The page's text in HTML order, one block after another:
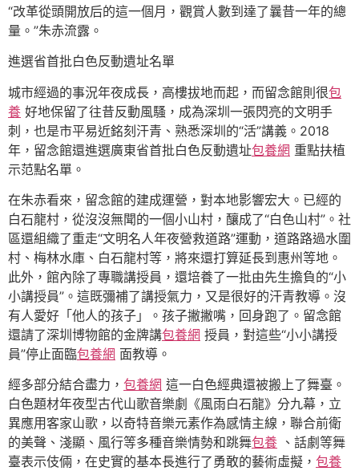
“改革從頭開放后的這一個月，觀賞人數到達了曩昔一年的總
量。”朱赤流露。
進選省首批白色反動遺址名單
城市經過的事況年夜成長，高樓拔地而起，而留念館則很包
養 好地保留了往昔反動風騷，成為深圳一張閃亮的文明手
刺，也是市平易近銘刻汗青、熟悉深圳的“活”講義。2018
年，留念館還進選廣東省首批白色反動遺址包養網 重點扶植
示范點名單。
在朱赤看來，留念館的建成運營，對本地影響宏大。已經的
白石龍村，從沒沒無聞的一個小山村，釀成了“白色山村”。社
區還組織了重走“文明名人年夜營救道路”運動，道路路過水圍
村、梅林水庫、白石龍村等，將來還打算延長到惠州等地。
此外，館內除了專職講授員，還培養了一批由先生擔負的“小
小講授員”。這既彌補了講授氣力，又是很好的汗青教導。沒
有人愛好「他人的孩子」。孩子撇撇嘴，回身跑了。留念館
還請了深圳博物館的金牌講包養網 授員，對這些“小小講授
員”停止面臨包養網 面教導。
經多部分結合盡力， 包養網 這一白色經典還被搬上了舞臺。
白色題材年夜型古代山歌音樂劇《風雨白石龍》分九幕，立
異應用客家山歌，以奇特音樂元素作為感情主線，聯合前衛
的美聲、淺顯、風行等多種音樂情勢和跳舞包養 、話劇等舞
臺表示伎倆，在史實的基本長進行了勇敢的藝術虛擬， 包養